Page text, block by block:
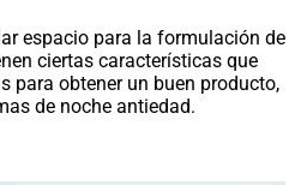
espacio para la formulación de
ciertas características que
para obtener un buen producto,
de noche antiedad.